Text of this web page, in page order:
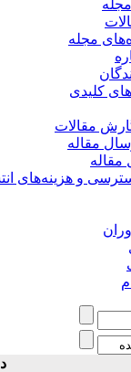
مجله
های کلیدی
مقالات
مقاله
مقاله
و هزینه‌های
دوره